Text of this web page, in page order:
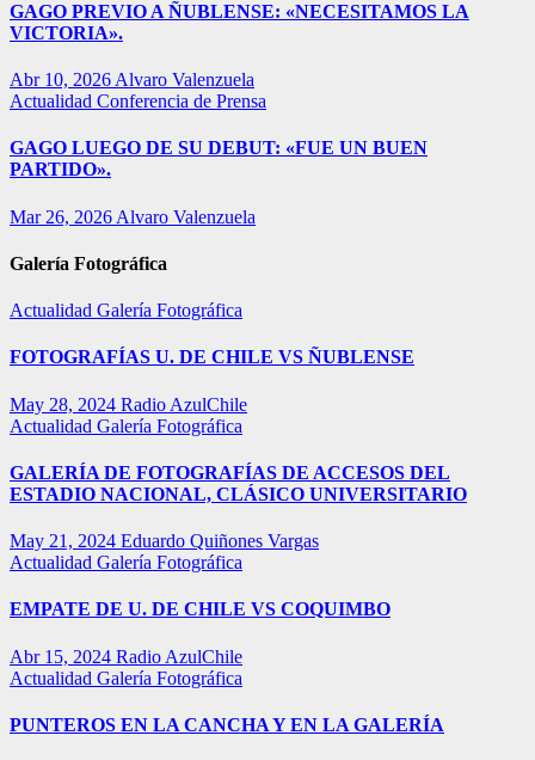
GAGO PREVIO A ÑUBLENSE: «NECESITAMOS LA
VICTORIA».
Abr 10, 2026 Alvaro Valenzuela
Actualidad Conferencia de Prensa
GAGO LUEGO DE SU DEBUT: «FUE UN BUEN
PARTIDO».
Mar 26, 2026 Alvaro Valenzuela
Galería Fotográfica
Actualidad Galería Fotográfica
FOTOGRAFÍAS U. DE CHILE VS ÑUBLENSE
May 28, 2024 Radio AzulChile
Actualidad Galería Fotográfica
GALERÍA DE FOTOGRAFÍAS DE ACCESOS DEL
ESTADIO NACIONAL, CLÁSICO UNIVERSITARIO
May 21, 2024 Eduardo Quiñones Vargas
Actualidad Galería Fotográfica
EMPATE DE U. DE CHILE VS COQUIMBO
Abr 15, 2024 Radio AzulChile
Actualidad Galería Fotográfica
PUNTEROS EN LA CANCHA Y EN LA GALERÍA